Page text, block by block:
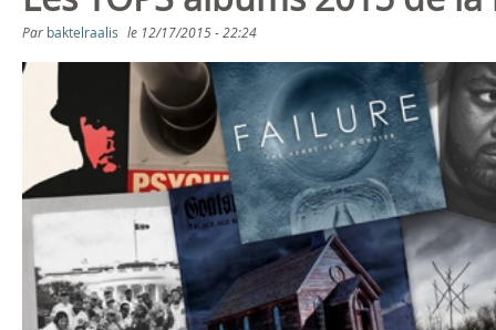
s
ê
s
c
Par baktelraalis le 12/17/2015 - 22:24